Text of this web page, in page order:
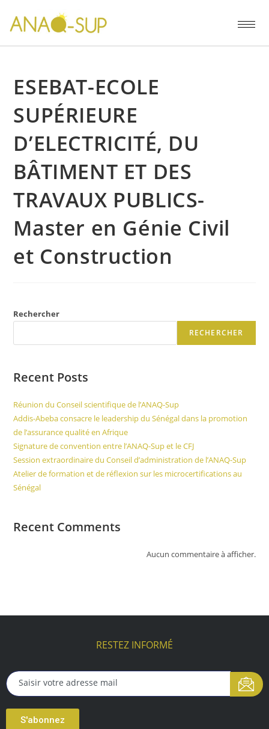
ESEBAT-ECOLE
SUPÉRIEURE
D’ELECTRICITÉ, DU
BÂTIMENT ET DES
TRAVAUX PUBLICS-
Master en Génie Civil
et Construction
Rechercher
RECHERCHER
Recent Posts
Réunion du Conseil scientifique de l’ANAQ-Sup
Addis-Abeba consacre le leadership du Sénégal dans la promotion
de l’assurance qualité en Afrique
Signature de convention entre l’ANAQ-Sup et le CFJ
Session extraordinaire du Conseil d’administration de l’ANAQ-Sup
Atelier de formation et de réflexion sur les microcertifications au
Sénégal
Recent Comments
Aucun commentaire à afficher.
RESTEZ INFORMÉ
S'abonnez